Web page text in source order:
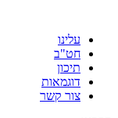
עלינו
חט"ב
תיכון
דוגמאות
צור קשר